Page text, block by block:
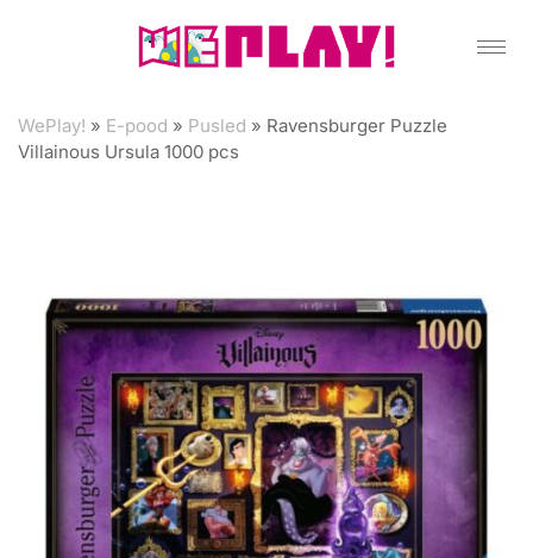
WePlay! » E-pood » Pusled » Ravensburger Puzzle
Villainous Ursula 1000 pcs